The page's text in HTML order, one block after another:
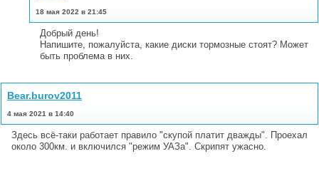
18 мая 2022 в 21:45
Добрый день!
Напишите, пожалуйста, какие диски тормозные стоят? Может
быть проблема в них.
Bear.burov2011
4 мая 2021 в 14:40
Здесь всё-таки работает правило "скупой платит дважды". Проехал
около 300км. и включился "режим УАЗа". Скрипят ужасно.